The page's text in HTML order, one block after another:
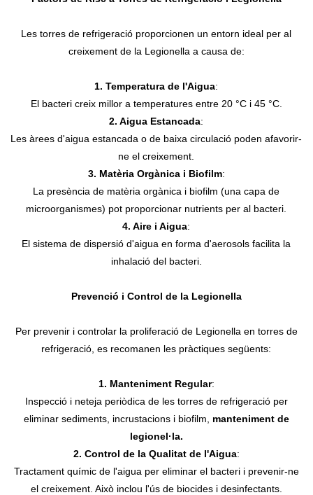
Les torres de refrigeració proporcionen un entorn ideal per al
creixement de la Legionella a causa de:
1. Temperatura de l'Aigua:
El bacteri creix millor a temperatures entre 20 °C i 45 °C.
2. Aigua Estancada:
Les àrees d'aigua estancada o de baixa circulació poden afavorir-
ne el creixement.
3. Matèria Orgànica i Biofilm:
La presència de matèria orgànica i biofilm (una capa de
microorganismes) pot proporcionar nutrients per al bacteri.
4. Aire i Aigua:
El sistema de dispersió d'aigua en forma d'aerosols facilita la
inhalació del bacteri.
Prevenció i Control de la Legionella
Per prevenir i controlar la proliferació de Legionella en torres de
refrigeració, es recomanen les pràctiques següents:
1. Manteniment Regular:
Inspecció i neteja periòdica de les torres de refrigeració per
eliminar sediments, incrustacions i biofilm, manteniment de
legionel·la.
2. Control de la Qualitat de l'Aigua:
Tractament químic de l'aigua per eliminar el bacteri i prevenir-ne
el creixement. Això inclou l'ús de biocides i desinfectants.